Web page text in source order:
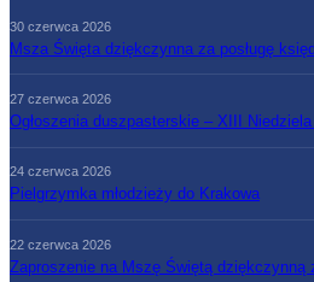
30 czerwca 2026
Msza Święta dziękczynna za posługę
27 czerwca 2026
Ogłoszenia duszpasterskie – XIII Niedziela
24 czerwca 2026
Pielgrzymka młodzieży do Krakowa
22 czerwca 2026
Zaproszenie na Mszę Świętą dziękczynną